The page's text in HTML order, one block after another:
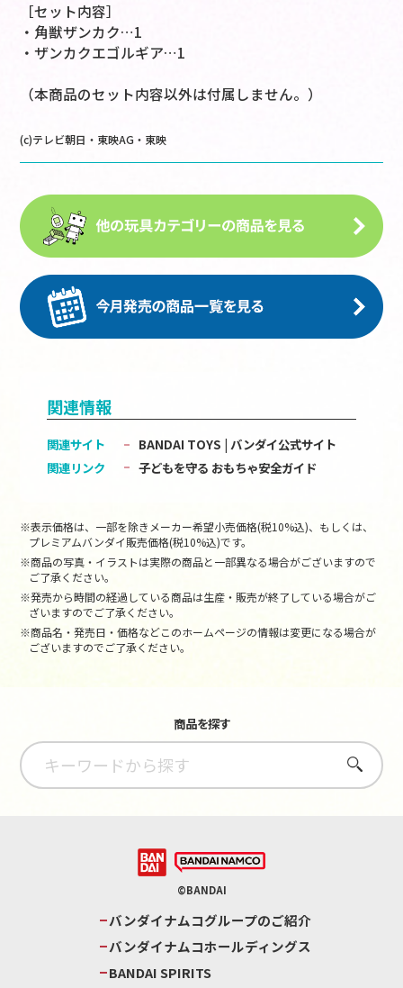
［セット内容］
・角獣ザンカク…1
・ザンカクエゴルギア…1
（本商品のセット内容以外は付属しません。）
(c)テレビ朝日・東映AG・東映
関連情報
関連サイト
BANDAI TOYS | バンダイ公式サイト
関連リンク
子どもを守る おもちゃ安全ガイド
※表示価格は、一部を除きメーカー希望小売価格(税10%込)、もしくは、
プレミアムバンダイ販売価格(税10%込)です。
※商品の写真・イラストは実際の商品と一部異なる場合がございますので
ご了承ください。
※発売から時間の経過している商品は生産・販売が終了している場合がご
ざいますのでご了承ください。
※商品名・発売日・価格などこのホームページの情報は変更になる場合が
ございますのでご了承ください。
商品を探す
さがす
©BANDAI
バンダイナムコグループのご紹介
バンダイナムコホールディングス
BANDAI SPIRITS